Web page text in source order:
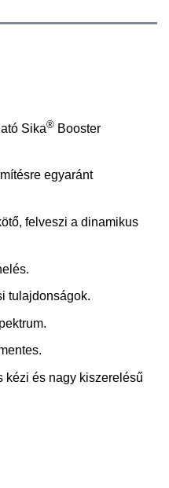
Sika®Booster
egyaránt
felveszi a dinamikus
tulajdonságok.
kézi és nagy kiszerelésű